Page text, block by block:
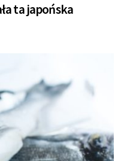
ta japońska